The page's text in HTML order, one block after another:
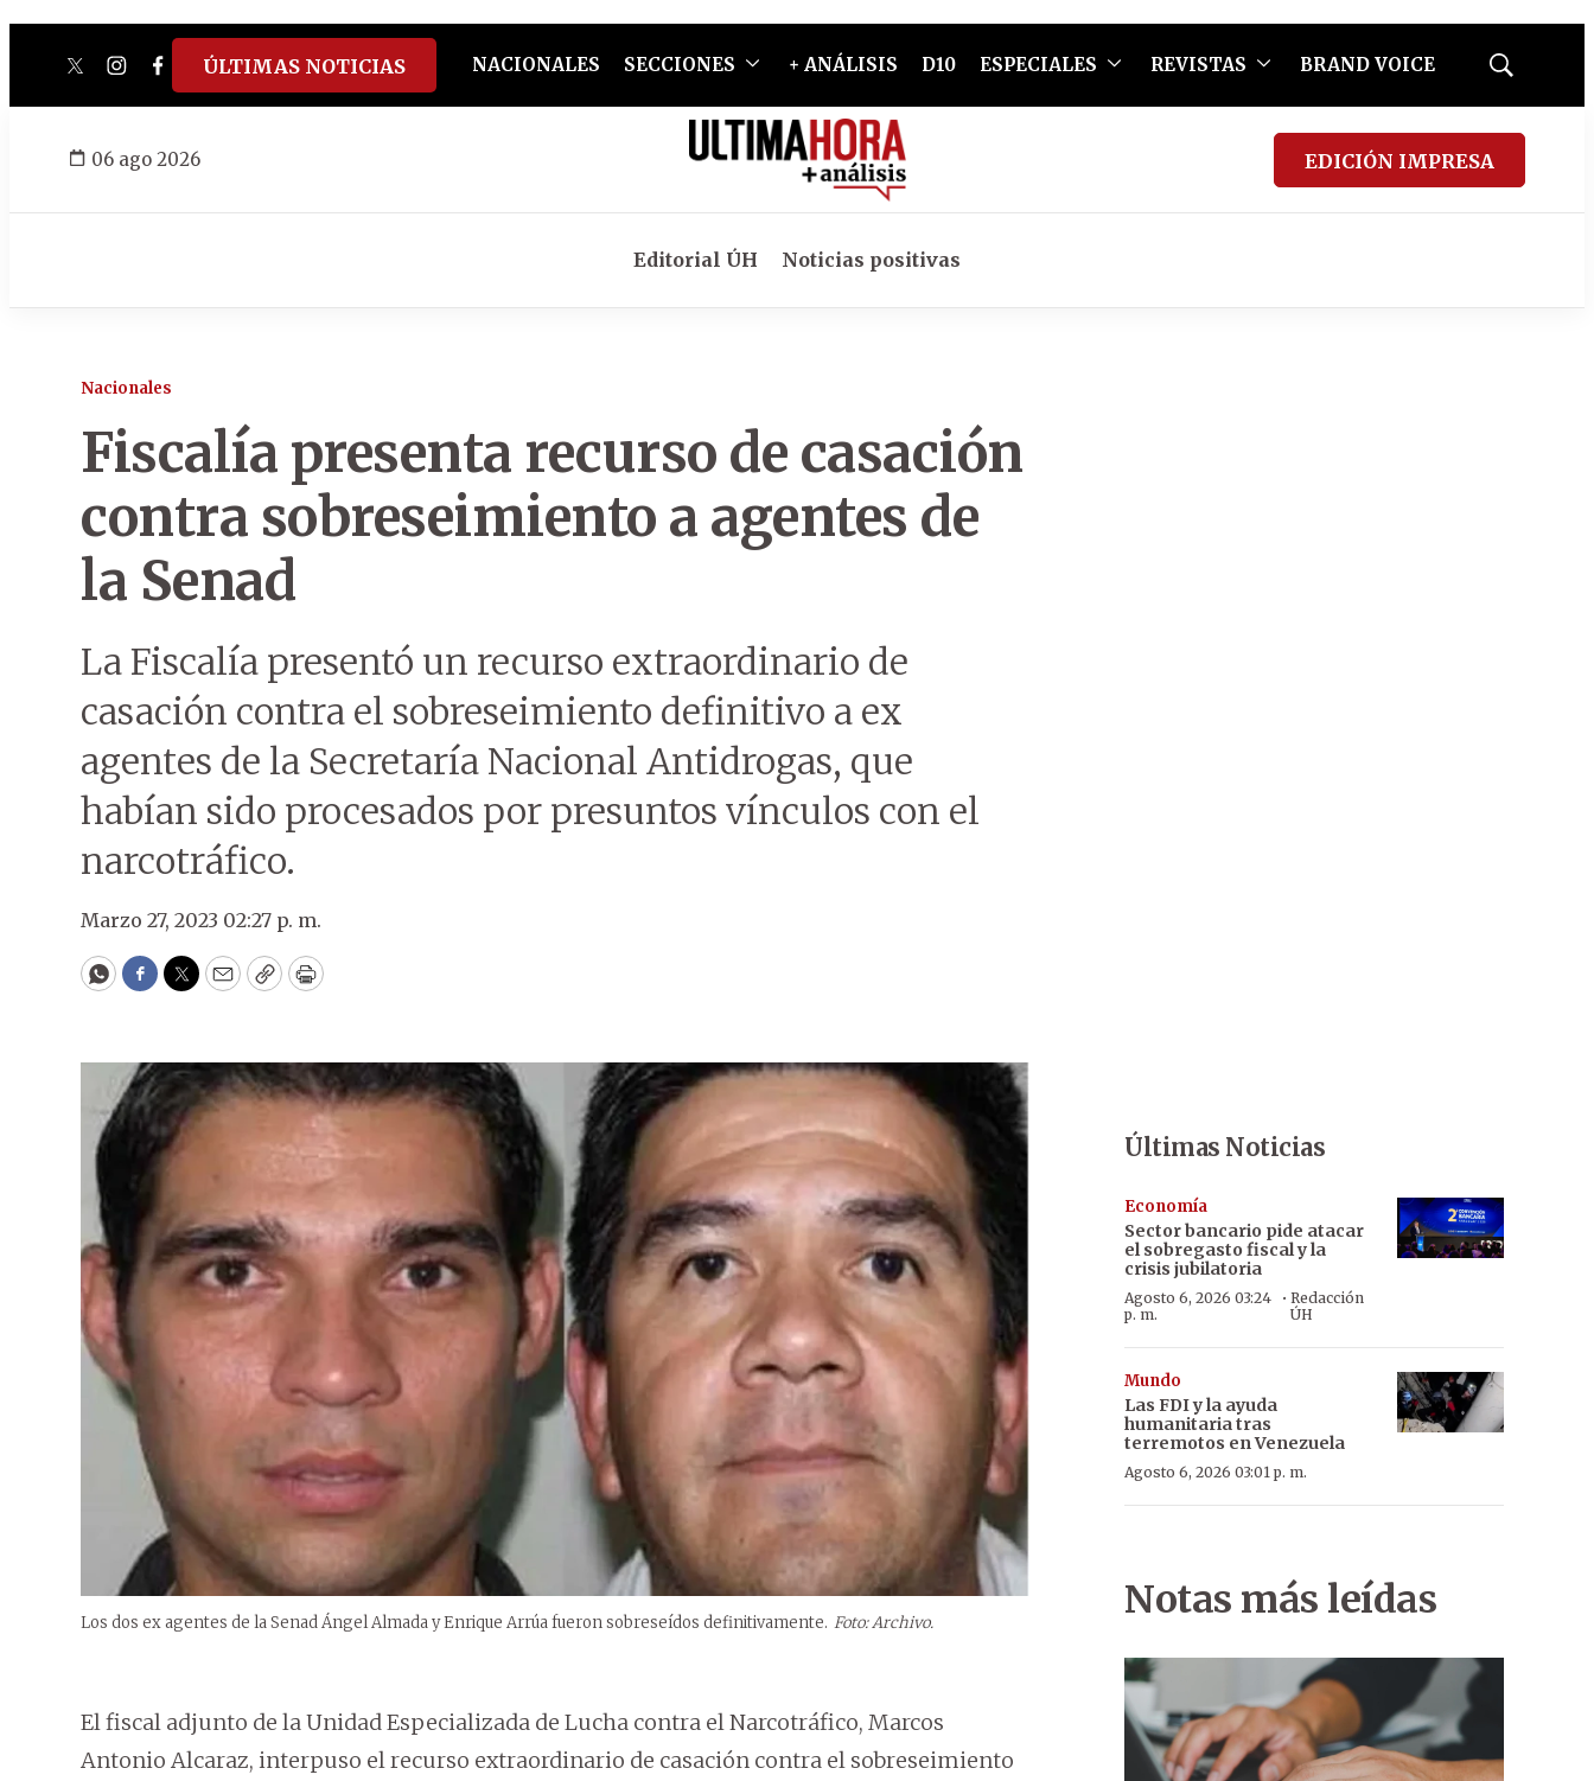
twitterinstagram
facebook
tiktokyoutube
spotify
ÚLTIMAS NOTICIAS NACIONALES SECCIONES + ANÁLISIS D10 ESPECIALES REVISTAS BRAND VOICE
Mostrar
06 ago 2026 EDICIÓN IMPRESA
Editorial ÚH Noticias positivas
Nacionales
Fiscalía presenta recurso de casación
contra sobreseimiento a agentes de
la Senad
La Fiscalía presentó un recurso extraordinario de
casación contra el sobreseimiento definitivo a ex
agentes de la Secretaría Nacional Antidrogas, que
habían sido procesados por presuntos vínculos con el
narcotráfico.
Marzo 27, 2023 02:27 p. m.
WhatsApp
Facebook
Twitter
EmailCopyPrint
Los dos ex agentes de la Senad Ángel Almada y Enrique Arrúa fueron sobreseídos definitivamente. Foto: Archivo.
El fiscal adjunto de la Unidad Especializada de Lucha contra el Narcotráfico, Marcos
Antonio Alcaraz, interpuso el recurso extraordinario de casación contra el sobreseimiento
Últimas Noticias
Economía
Sector bancario pide atacar
el sobregasto fiscal y la
crisis jubilatoria
Agosto 6, 2026 03:24
p. m.
· Redacción
ÚH
Mundo
Las FDI y la ayuda
humanitaria tras
terremotos en Venezuela
Agosto 6, 2026 03:01 p. m.
Notas más leídas